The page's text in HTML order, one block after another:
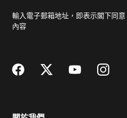
郵
輸入電子郵箱地址，即表示閣下同意
內容